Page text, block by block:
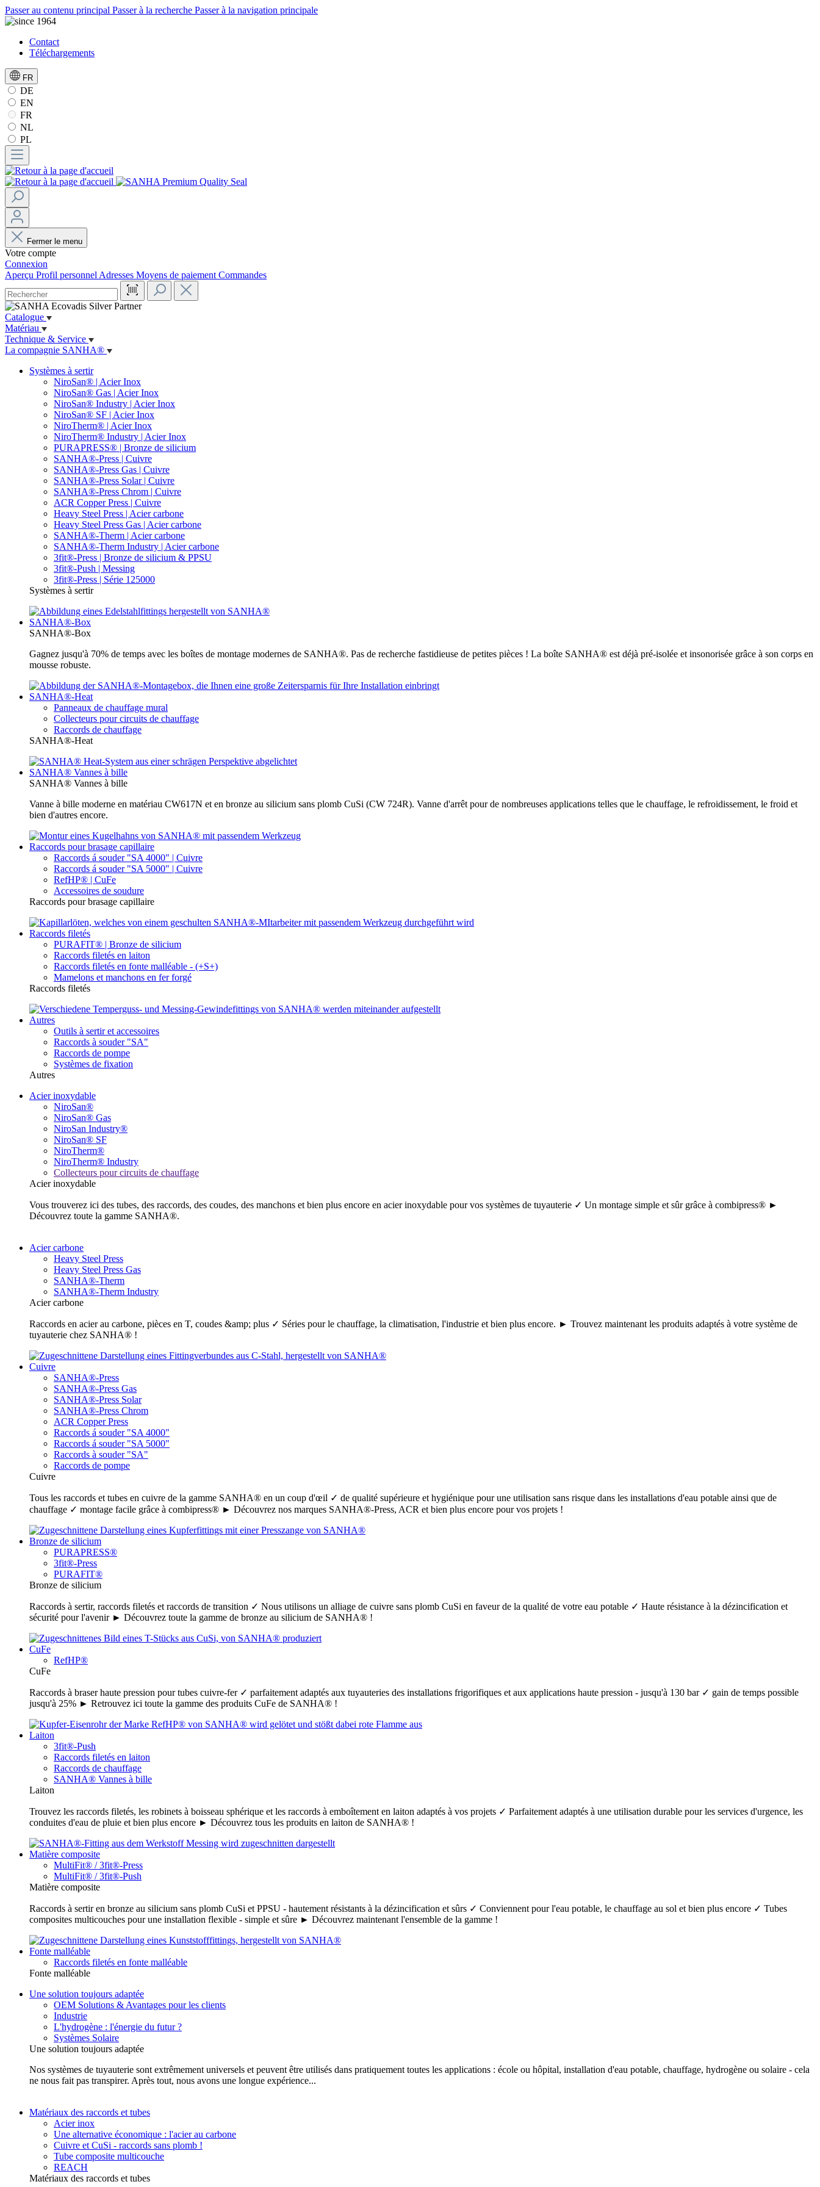
Passer au contenu principal Passer à la recherche Passer à la navigation principale
Contact
Téléchargements
FR
DE
EN
FR
NL
PL
Fermer le menu
Votre compte
Connexion
Aperçu Profil personnel Adresses Moyens de paiement Commandes
Catalogue
Matériau
Technique & Service
La compagnie SANHA®
Systèmes à sertir
NiroSan® | Acier Inox
NiroSan® Gas | Acier Inox
NiroSan® Industry | Acier Inox
NiroSan® SF | Acier Inox
NiroTherm® | Acier Inox
NiroTherm® Industry | Acier Inox
PURAPRESS® | Bronze de silicium
SANHA®-Press | Cuivre
SANHA®-Press Gas | Cuivre
SANHA®-Press Solar | Cuivre
SANHA®-Press Chrom | Cuivre
ACR Copper Press | Cuivre
Heavy Steel Press | Acier carbone
Heavy Steel Press Gas | Acier carbone
SANHA®-Therm | Acier carbone
SANHA®-Therm Industry | Acier carbone
3fit®-Press | Bronze de silicium & PPSU
3fit®-Push | Messing
3fit®-Press | Série 125000
Systèmes à sertir
SANHA®-Box
SANHA®-Box
Gagnez jusqu'à 70% de temps avec les boîtes de montage modernes de SANHA®. Pas de recherche fastidieuse de petites pièces ! La boîte SANHA® est déjà pré-isolée et insonorisée grâce à son corps en
mousse robuste.
SANHA®-Heat
Panneaux de chauffage mural
Collecteurs pour circuits de chauffage
Raccords de chauffage
SANHA®-Heat
SANHA® Vannes à bille
SANHA® Vannes à bille
Vanne à bille moderne en matériau CW617N et en bronze au silicium sans plomb CuSi (CW 724R). Vanne d'arrêt pour de nombreuses applications telles que le chauffage, le refroidissement, le froid et
bien d'autres encore.
Raccords pour brasage capillaire
Raccords á souder "SA 4000" | Cuivre
Raccords á souder "SA 5000" | Cuivre
RefHP® | CuFe
Accessoires de soudure
Raccords pour brasage capillaire
Raccords filetés
PURAFIT® | Bronze de silicium
Raccords filetés en laiton
Raccords filetés en fonte malléable - (+S+)
Mamelons et manchons en fer forgé
Raccords filetés
Autres
Outils à sertir et accessoires
Raccords à souder "SA"
Raccords de pompe
Systèmes de fixation
Autres
Acier inoxydable
NiroSan®
NiroSan® Gas
NiroSan Industry®
NiroSan® SF
NiroTherm®
NiroTherm® Industry
Collecteurs pour circuits de chauffage
Acier inoxydable
Vous trouverez ici des tubes, des raccords, des coudes, des manchons et bien plus encore en acier inoxydable pour vos systèmes de tuyauterie ✓ Un montage simple et sûr grâce à combipress® ►
Découvrez toute la gamme SANHA®.
Acier carbone
Heavy Steel Press
Heavy Steel Press Gas
SANHA®-Therm
SANHA®-Therm Industry
Acier carbone
Raccords en acier au carbone, pièces en T, coudes &amp; plus ✓ Séries pour le chauffage, la climatisation, l'industrie et bien plus encore. ► Trouvez maintenant les produits adaptés à votre système de
tuyauterie chez SANHA® !
Cuivre
SANHA®-Press
SANHA®-Press Gas
SANHA®-Press Solar
SANHA®-Press Chrom
ACR Copper Press
Raccords á souder "SA 4000"
Raccords á souder "SA 5000"
Raccords à souder "SA"
Raccords de pompe
Cuivre
Tous les raccords et tubes en cuivre de la gamme SANHA® en un coup d'œil ✓ de qualité supérieure et hygiénique pour une utilisation sans risque dans les installations d'eau potable ainsi que de
chauffage ✓ montage facile grâce à combipress® ► Découvrez nos marques SANHA®-Press, ACR et bien plus encore pour vos projets !
Bronze de silicium
PURAPRESS®
3fit®-Press
PURAFIT®
Bronze de silicium
Raccords à sertir, raccords filetés et raccords de transition ✓ Nous utilisons un alliage de cuivre sans plomb CuSi en faveur de la qualité de votre eau potable ✓ Haute résistance à la dézincification et
sécurité pour l'avenir ► Découvrez toute la gamme de bronze au silicium de SANHA® !
CuFe
RefHP®
CuFe
Raccords à braser haute pression pour tubes cuivre-fer ✓ parfaitement adaptés aux tuyauteries des installations frigorifiques et aux applications haute pression - jusqu'à 130 bar ✓ gain de temps possible
jusqu'à 25% ► Retrouvez ici toute la gamme des produits CuFe de SANHA® !
Laiton
3fit®-Push
Raccords filetés en laiton
Raccords de chauffage
SANHA® Vannes à bille
Laiton
Trouvez les raccords filetés, les robinets à boisseau sphérique et les raccords à emboîtement en laiton adaptés à vos projets ✓ Parfaitement adaptés à une utilisation durable pour les services d'urgence, les
conduites d'eau de pluie et bien plus encore ► Découvrez tous les produits en laiton de SANHA® !
Matière composite
MultiFit® / 3fit®-Press
MultiFit® / 3fit®-Push
Matière composite
Raccords à sertir en bronze au silicium sans plomb CuSi et PPSU - hautement résistants à la dézincification et sûrs ✓ Conviennent pour l'eau potable, le chauffage au sol et bien plus encore ✓ Tubes
composites multicouches pour une installation flexible - simple et sûre ► Découvrez maintenant l'ensemble de la gamme !
Fonte malléable
Raccords filetés en fonte malléable
Fonte malléable
Une solution toujours adaptée
OEM Solutions & Avantages pour les clients
Industrie
L'hydrogène : l'énergie du futur ?
Systèmes Solaire
Une solution toujours adaptée
Nos systèmes de tuyauterie sont extrêmement universels et peuvent être utilisés dans pratiquement toutes les applications : école ou hôpital, installation d'eau potable, chauffage, hydrogène ou solaire - cela
ne nous fait pas transpirer. Après tout, nous avons une longue expérience...
Matériaux des raccords et tubes
Acier inox
Une alternative économique : l'acier au carbone
Cuivre et CuSi - raccords sans plomb !
Tube composite multicouche
REACH
Matériaux des raccords et tubes